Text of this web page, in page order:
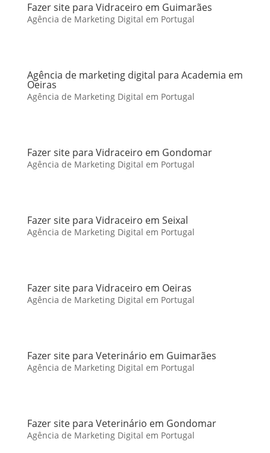
Fazer site para Vidraceiro em Guimarães
Agência de Marketing Digital em Portugal
Agência de marketing digital para Academia em
Oeiras
Agência de Marketing Digital em Portugal
Fazer site para Vidraceiro em Gondomar
Agência de Marketing Digital em Portugal
Fazer site para Vidraceiro em Seixal
Agência de Marketing Digital em Portugal
Fazer site para Vidraceiro em Oeiras
Agência de Marketing Digital em Portugal
Fazer site para Veterinário em Guimarães
Agência de Marketing Digital em Portugal
Fazer site para Veterinário em Gondomar
Agência de Marketing Digital em Portugal